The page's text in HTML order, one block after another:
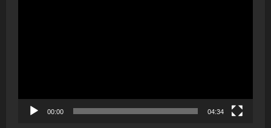
00:00 04:34